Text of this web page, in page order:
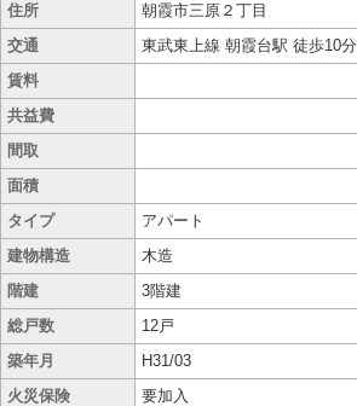
住所
朝霞市三原２丁目
交通
東武東上線 朝霞台駅 徒歩10分
賃料
共益費
間取
面積
タイプ
アパート
建物構造
木造
階建
3階建
総戸数
12戸
築年月
H31/03
火災保険
要加入